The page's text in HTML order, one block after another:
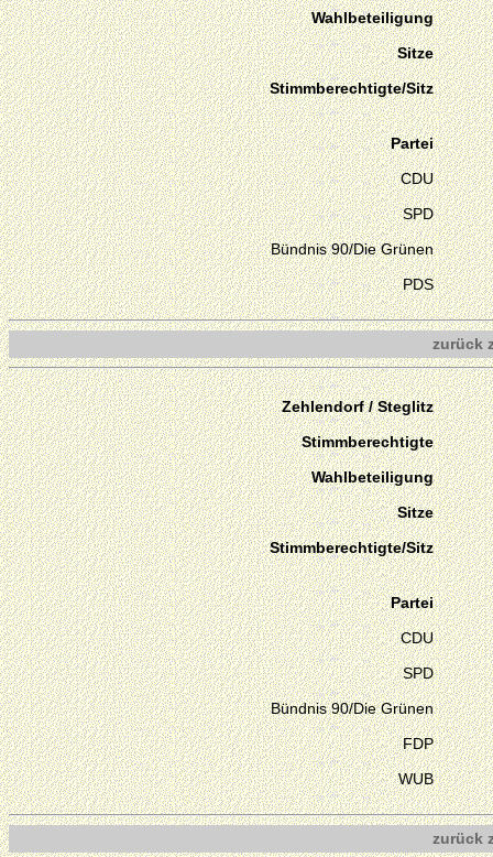
Wahlbeteiligung
Sitze
Stimmberechtigte/Sitz
Partei
CDU
SPD
Bündnis 90/Die Grünen
PDS
zurück
Zehlendorf / Steglitz
Stimmberechtigte
Wahlbeteiligung
Sitze
Stimmberechtigte/Sitz
Partei
CDU
SPD
Bündnis 90/Die Grünen
FDP
WUB
zurück